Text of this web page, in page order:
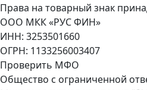
Права на товарный знак
ООО МКК «РУС ФИН»
ИНН: 3253501660
ОГРН: 1133256003407
Проверить МФО
Общество с ограниченной